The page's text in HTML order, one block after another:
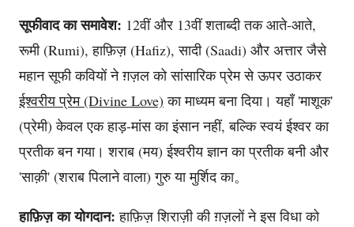
सूफीवाद का समावेश: 12वीं और 13वीं शताब्दी तक आते-आते,
रूमी (Rumi), हाफ़िज़ (Hafiz), सादी (Saadi) और अत्तार जैसे
महान सूफी कवियों ने ग़ज़ल को सांसारिक प्रेम से ऊपर उठाकर
ईश्वरीय प्रेम (Divine Love) का माध्यम बना दिया। यहाँ 'माशूक'
(प्रेमी) केवल एक हाड़-मांस का इंसान नहीं, बल्कि स्वयं ईश्वर का
प्रतीक बन गया। शराब (मय) ईश्वरीय ज्ञान का प्रतीक बनी और
'साक़ी' (शराब पिलाने वाला) गुरु या मुर्शिद का。
हाफ़िज़ का योगदान: हाफ़िज़ शिराज़ी की ग़ज़लों ने इस विधा को